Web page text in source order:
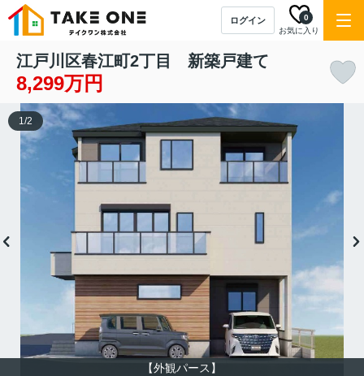
ログイン
お気に入り
0
江戸川区春江町2丁目 新築戸建て
8,299万円
【外観パース】
1/2